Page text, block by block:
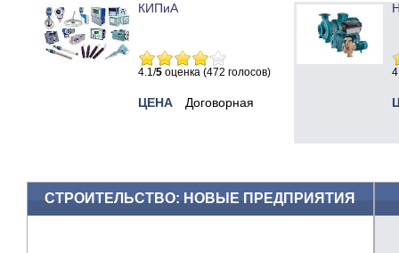
КИПиА
4.1/5 оценка (472 голосов)
ЦЕНА Договорная
СТРОИТЕЛЬСТВО: НОВЫЕ ПРЕДПРИЯТИЯ